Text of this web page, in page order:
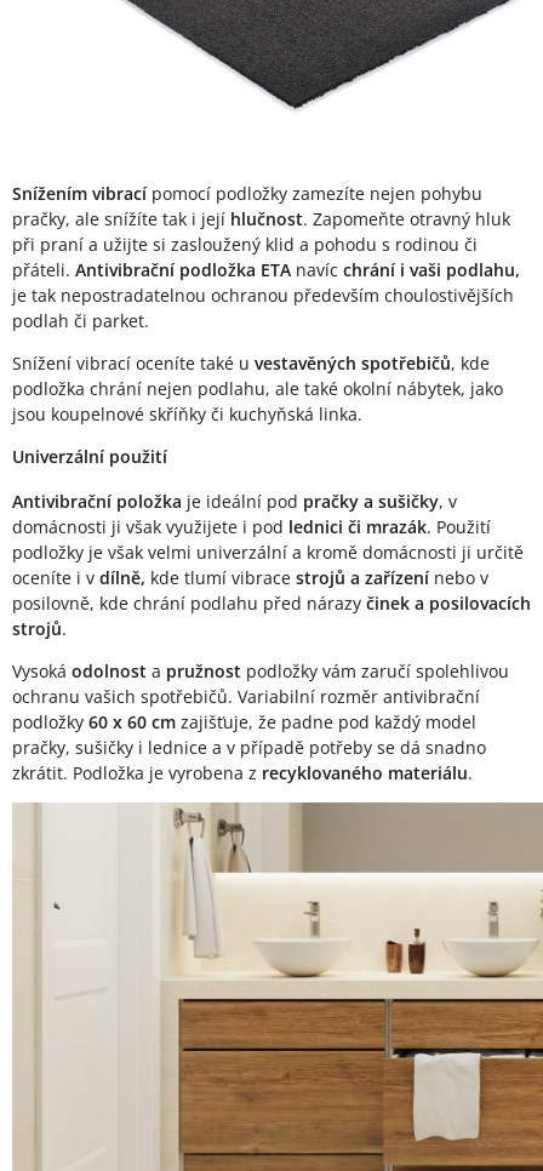
Snížením vibrací pomocí podložky zamezíte nejen pohybu
pračky, ale snížíte tak i její hlučnost. Zapomeňte otravný hluk
při praní a užijte si zasloužený klid a pohodu s rodinou či
přáteli. Antivibrační podložka ETA navíc chrání i vaši podlahu,
je tak nepostradatelnou ochranou především choulostivějších
podlah či parket.
Snížení vibrací oceníte také u vestavěných spotřebičů, kde
podložka chrání nejen podlahu, ale také okolní nábytek, jako
jsou koupelnové skříňky či kuchyňská linka.
Univerzální použití
Antivibrační položka je ideální pod pračky a sušičky, v
domácnosti ji však využijete i pod lednici či mrazák. Použití
podložky je však velmi univerzální a kromě domácnosti ji určitě
oceníte i v dílně, kde tlumí vibrace strojů a zařízení nebo v
posilovně, kde chrání podlahu před nárazy činek a posilovacích
strojů.
Vysoká odolnost a pružnost podložky vám zaručí spolehlivou
ochranu vašich spotřebičů. Variabilní rozměr antivibrační
podložky 60 x 60 cm zajišťuje, že padne pod každý model
pračky, sušičky i lednice a v případě potřeby se dá snadno
zkrátit. Podložka je vyrobena z recyklovaného materiálu.